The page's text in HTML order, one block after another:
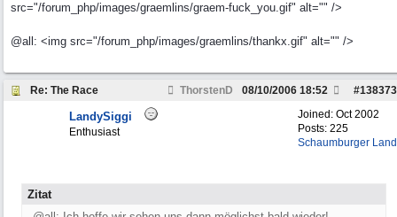
src="/forum_php/images/graemlins/graem-fuck_you.gif" alt="" />
@all: <img src="/forum_php/images/graemlins/thankx.gif" alt="" />
Re: The Race ThorstenD #138373
08/10/2006 18:52
Joined: Oct 2002
Posts: 225
Schaumburger Land
LandySiggi
Enthusiast
Zitat